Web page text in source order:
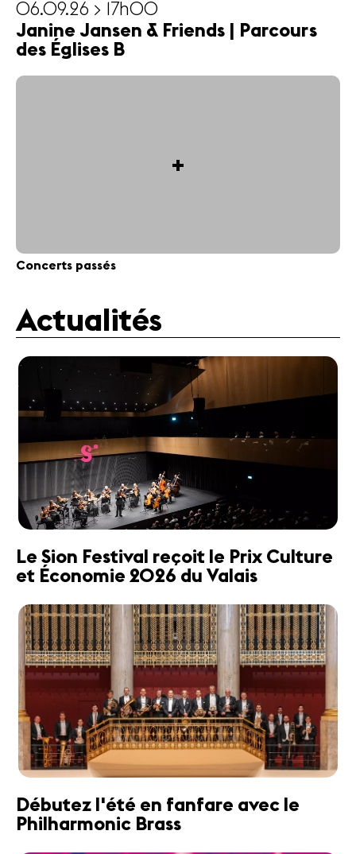
06.09.26 > 17h00
Janine Jansen & Friends | Parcours
des Églises B
+
Concerts passés
Actualités
Le Sion Festival reçoit le Prix Culture
et Économie 2026 du Valais
Débutez l'été en fanfare avec le
Philharmonic Brass